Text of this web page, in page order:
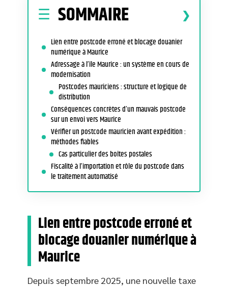
SOMMAIRE
Lien entre postcode erroné et blocage douanier
numérique à Maurice
Adressage à l’île Maurice : un système en cours de
modernisation
Postcodes mauriciens : structure et logique de
distribution
Conséquences concrètes d’un mauvais postcode
sur un envoi vers Maurice
Vérifier un postcode mauricien avant expédition :
méthodes fiables
Cas particulier des boîtes postales
Fiscalité à l’importation et rôle du postcode dans
le traitement automatisé
Lien entre postcode erroné et
blocage douanier numérique à
Maurice
Depuis septembre 2025, une nouvelle taxe